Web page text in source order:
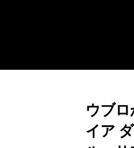
ウブ
イア